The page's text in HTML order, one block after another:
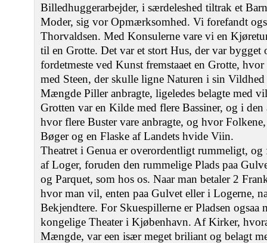
Billedhuggerarbejder, i særdeleshed tiltrak et
Moder, sig vor Opmærksomhed. Vi forefandt
Thorvaldsen. Med Konsulerne vare vi en
til en Grotte. Det var et stort Hus, der var bygget
fordetmeste ved Kunst fremstaaet en Grotte,
med Steen, der skulle ligne Naturen i sin
Mængde Piller anbragte, ligeledes belagte med
Grotten var en Kilde med flere Bassiner, og i
hvor flere Buster vare anbragte, og hvor
Bøger og en Flaske af Landets hvide Viin.
Theatret i Genua er overordentligt rummeligt,
af Loger, foruden den rummelige Plads paa
og Parquet, som hos os. Naar man betaler 2
hvor man vil, enten paa Gulvet eller i Logerne,
Bekjendtere. For Skuespillerne er Pladsen ogsaa
kongelige Theater i Kjøbenhavn. Af Kirker,
Mængde, var een især meget briliant og belagt